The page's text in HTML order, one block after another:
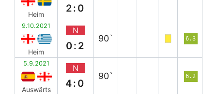
Heim
2:0
9.10.2021
Heim
N
0:2
90` 6.3
5.9.2021
Auswärts
N
4:0
90` 6.2